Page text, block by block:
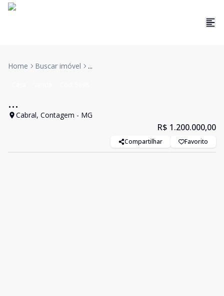
Home Buscar imóvel ...
...
Cabral, Contagem - MG
R$ 1.200.000,00
Compartilhar Favorito